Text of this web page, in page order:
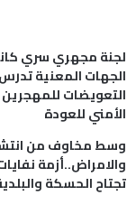
لجنة مجهري سري
الجهات المعنية
التعويضات للمهجرين
الأمني للعودة
وسط مخاوف من
والامراض..أزمة
تجتاح الحسكة